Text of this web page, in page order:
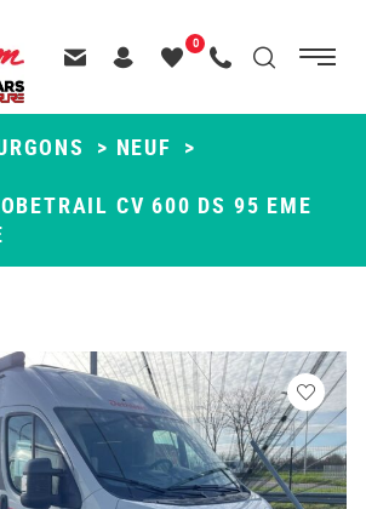
Passer
contenu
Menu
principal
Menu
Recherche
0
> NEUF >
CV 600 DS 95 EME
Veuillez
vous